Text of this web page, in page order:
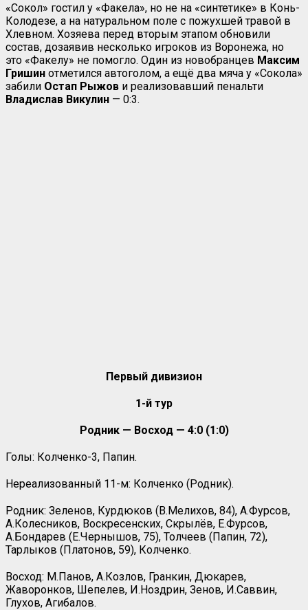
«Сокол» гостил у «Факела», но не на «синтетике» в Конь-
Колодезе, а на натуральном поле с пожухшей травой в
Хлевном. Хозяева перед вторым этапом обновили
состав, дозаявив несколько игроков из Воронежа, но
это «Факелу» не помогло. Один из новобранцев Максим
Гришин отметился автоголом, а ещё два мяча у «Сокола»
забили Остап Рыжов и реализовавший пенальти
Владислав Викулин — 0:3.
Первый дивизион
1-й тур
Родник — Восход — 4:0 (1:0)
Голы: Колченко-3, Папин.
Нереализованный 11-м: Колченко (Родник).
Родник: Зеленов, Курдюков (В.Мелихов, 84), А.Фурсов,
А.Колесников, Воскресенских, Скрылёв, Е.Фурсов,
А.Бондарев (Е.Чернышов, 75), Толчеев (Папин, 72),
Тарлыков (Платонов, 59), Колченко.
Восход: М.Панов, А.Козлов, Гранкин, Дюкарев,
Жаворонков, Шепелев, И.Ноздрин, Зенов, И.Саввин,
Глухов, Агибалов.